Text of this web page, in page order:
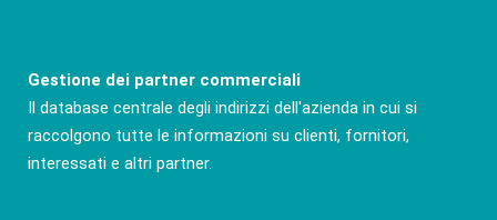
Gestione dei partner commerciali
Il database centrale degli indirizzi dell'azienda in cui si
raccolgono tutte le informazioni su clienti, fornitori,
interessati e altri partner.